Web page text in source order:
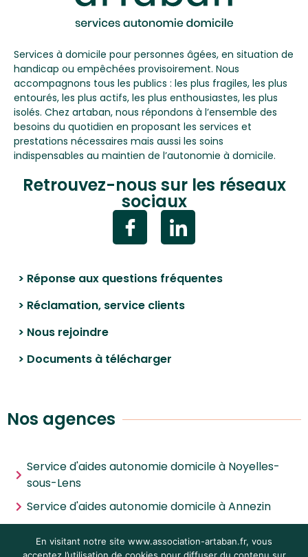
Services à domicile pour personnes âgées, en situation de
handicap ou empêchées provisoirement. Nous
accompagnons tous les publics : les plus fragiles, les plus
entourés, les plus actifs, les plus enthousiastes, les plus
isolés. Chez artaban, nous répondons à l’ensemble des
besoins du quotidien en proposant les services et
prestations nécessaires mais aussi les soins
indispensables au maintien de l’autonomie à domicile.
Retrouvez-nous sur les réseaux
sociaux
> Réponse aux questions fréquentes
> Réclamation, service clients
> Nous rejoindre
> Documents à télécharger
Nos agences
Service d'aides autonomie domicile à Noyelles-
sous-Lens
Service d'aides autonomie domicile à Annezin
les-Vermelles
En visitant notre site www.association-artaban.fr, vous